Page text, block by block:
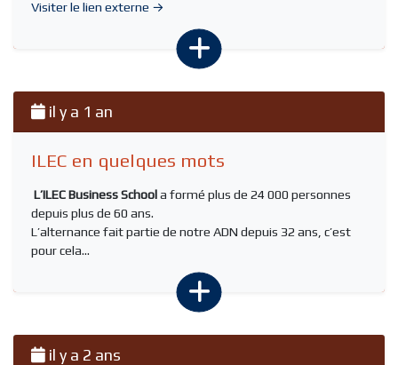
Visiter le lien externe →
il y a 1 an
ILEC en quelques mots
L’ILEC Business Schoola formé plus de 24 000 personnes
depuis plus de 60 ans.
L’alternance fait partie de notre ADN depuis 32 ans, c’est
pour cela...
il y a 2 ans